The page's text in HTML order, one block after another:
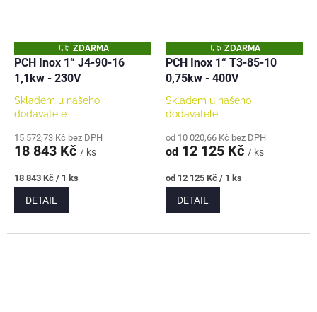
Z
D
A
R
A
ZDARMA
PCH Inox 1“ J4-90-16
1,1kw - 230V
Skladem u našeho
dodavatele
15 572,73 Kč bez DPH
18 843 Kč / ks
Měrná
cena:
18 843 Kč / 1 ks
DETAIL
Z
D
A
R
A
ZDARMA
PCH Inox 1“ T3-85-10
0,75kw - 400V
Skladem u našeho
dodavatele
od 10 020,66 Kč bez DPH
od 12 125 Kč / ks
Měrná
cena:
od 12 125 Kč / 1 ks
DETAIL